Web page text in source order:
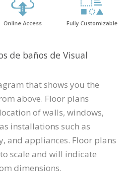
Online Access Fully Customizable
de baños de Visual
that shows you the
above. Floor plans
of walls, windows,
installations such as
and appliances. Floor plans
scale and will indicate
dimensions.